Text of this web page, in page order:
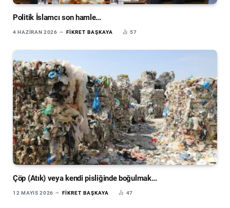
Politik İslamcı son hamle…
4 HAZIRAN 2026 FIKRET BAŞKAYA 57
Çöp (Atık) veya kendi pisliğinde boğulmak…
12 MAYIS 2026 FIKRET BAŞKAYA 47